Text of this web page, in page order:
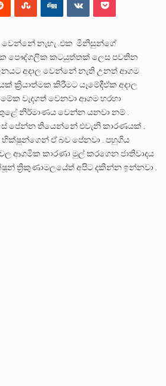
වත්මන් ආණ්ඩුවේ ප්‍රධාන පාර්ශවකරුවා වන ජනතා විමුක්ති පෙරමුණේ කාලයක පටන් තිබුණු ප්‍රධාන සටන් පාඨයක් වූවේ…
වෙන්නේ නැහැ .එක මිනිසුන්ගේ
පෞද්ගලික කටයුත්තක් ලෙස පවතින
අදාල වෙන්නේ නැති උනත් ආගම
ක්‍රියාත්මක කිරීමට යෑමේදීඒක අදාල
වැදගත් වෙනවා ආගම හරහා
නිර්මාණය වෙන්න යනවා නම් .
පේන්න තියෙන්නේ එවැනි කාරණයක් .
භික්ෂුන්ගෙන් ඒ බව පේනවා . පහුගිය
ආගමික කාරණා මුල් කරගෙන ජාතිවාදය
ත්‍රිකුණාමලයේත් අපිට දකින්න ඉන්නවා .